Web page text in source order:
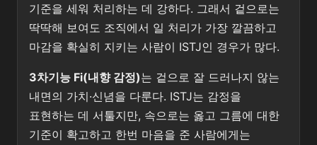
기준을 세워 처리하는 데 강하다. 그래서 겉으로는
딱딱해 보여도 조직에서 일 처리가 가장 깔끔하고
마감을 확실히 지키는 사람이 ISTJ인 경우가 많다.
3차기능 Fi(내향 감정)는 겉으로 잘 드러나지 않는
내면의 가치·신념을 다룬다. ISTJ는 감정을
표현하는 데 서툴지만, 속으로는 옳고 그름에 대한
기준이 확고하고 한번 마음을 준 사람에게는